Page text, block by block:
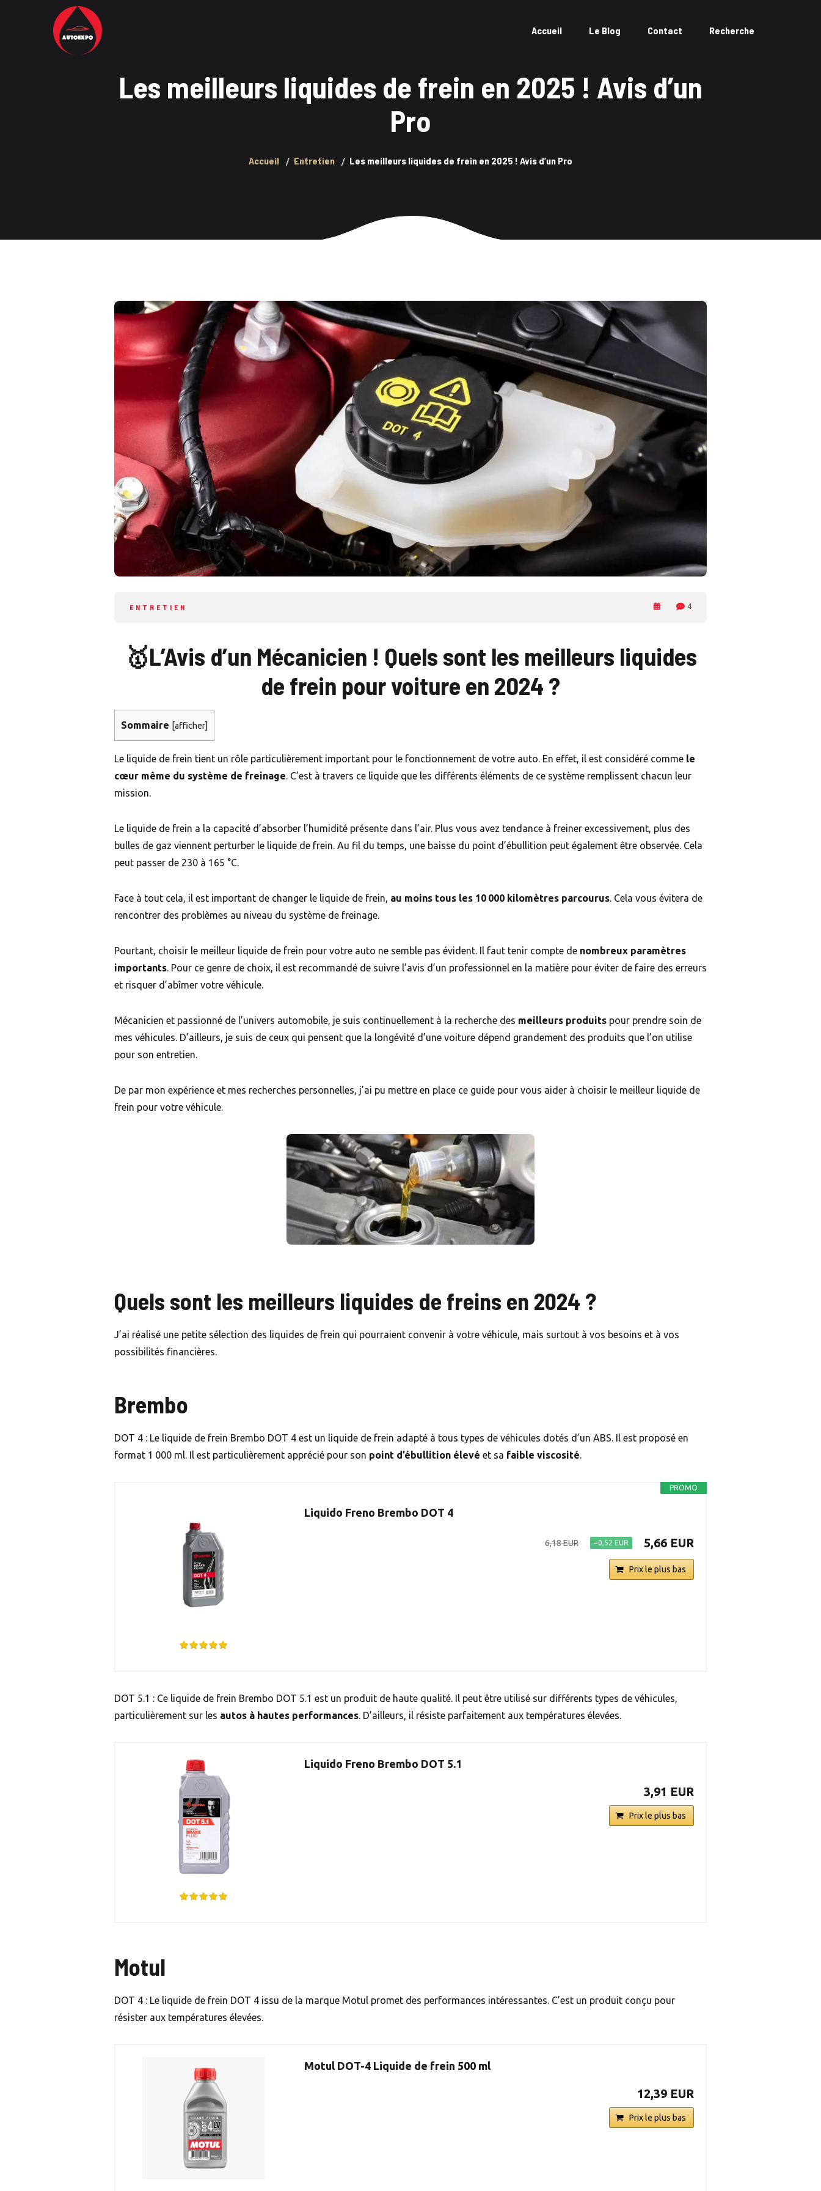
Accueil Le Blog Contact Recherche
Les meilleurs liquides de frein en 2025 ! Avis d’un
Pro
Accueil Entretien Les meilleurs liquides de frein en 2025 ! Avis d’un Pro
ENTRETIEN 4
🥇L’Avis d’un Mécanicien ! Quels sont les meilleurs liquides
de frein pour voiture en 2024 ?
Sommaire [afficher]
Le liquide de frein tient un rôle particulièrement important pour le fonctionnement de votre auto. En effet, il est considéré comme le
cœur même du système de freinage. C’est à travers ce liquide que les différents éléments de ce système remplissent chacun leur
mission.
Le liquide de frein a la capacité d’absorber l’humidité présente dans l’air. Plus vous avez tendance à freiner excessivement, plus des
bulles de gaz viennent perturber le liquide de frein. Au fil du temps, une baisse du point d’ébullition peut également être observée. Cela
peut passer de 230 à 165 °C.
Face à tout cela, il est important de changer le liquide de frein, au moins tous les 10 000 kilomètres parcourus. Cela vous évitera de
rencontrer des problèmes au niveau du système de freinage.
Pourtant, choisir le meilleur liquide de frein pour votre auto ne semble pas évident. Il faut tenir compte de nombreux paramètres
importants. Pour ce genre de choix, il est recommandé de suivre l’avis d’un professionnel en la matière pour éviter de faire des erreurs
et risquer d’abîmer votre véhicule.
Mécanicien et passionné de l’univers automobile, je suis continuellement à la recherche des meilleurs produits pour prendre soin de
mes véhicules. D’ailleurs, je suis de ceux qui pensent que la longévité d’une voiture dépend grandement des produits que l’on utilise
pour son entretien.
De par mon expérience et mes recherches personnelles, j’ai pu mettre en place ce guide pour vous aider à choisir le meilleur liquide de
frein pour votre véhicule.
Quels sont les meilleurs liquides de freins en 2024 ?
J’ai réalisé une petite sélection des liquides de frein qui pourraient convenir à votre véhicule, mais surtout à vos besoins et à vos
possibilités financières.
Brembo
DOT 4 : Le liquide de frein Brembo DOT 4 est un liquide de frein adapté à tous types de véhicules dotés d’un ABS. Il est proposé en
format 1 000 ml. Il est particulièrement apprécié pour son point d’ébullition élevé et sa faible viscosité.
PROMO
Liquido Freno Brembo DOT 4
6,18 EUR −0,52 EUR 5,66 EUR
Prix le plus bas
DOT 5.1 : Ce liquide de frein Brembo DOT 5.1 est un produit de haute qualité. Il peut être utilisé sur différents types de véhicules,
particulièrement sur les autos à hautes performances. D’ailleurs, il résiste parfaitement aux températures élevées.
Liquido Freno Brembo DOT 5.1
3,91 EUR
Prix le plus bas
Motul
DOT 4 : Le liquide de frein DOT 4 issu de la marque Motul promet des performances intéressantes. C’est un produit conçu pour
résister aux températures élevées.
Motul DOT-4 Liquide de frein 500 ml
12,39 EUR
Prix le plus bas